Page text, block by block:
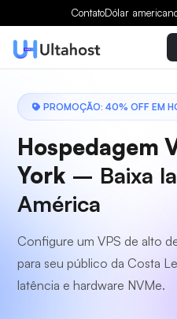
ContatoDólar
PROMOÇÃO: 40% OFF EM
Hospedagem
York – Baixa
América
Configure um VPS de alto
para seu público da Costa
latência e hardware NVMe.